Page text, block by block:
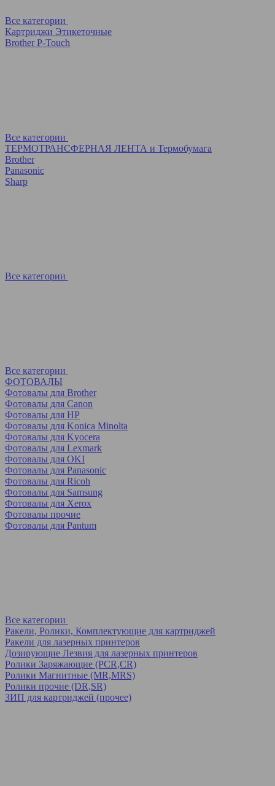
Все категории
Картриджи Этикеточные
Brother P-Touch
Все категории
ТЕРМОТРАНСФЕРНАЯ ЛЕНТА и Термобумага
Brother
Panasonic
Sharp
Все категории
Все категории
ФОТОВАЛЫ
Фотовалы для Brother
Фотовалы для Canon
Фотовалы для HP
Фотовалы для Koniсa Minolta
Фотовалы для Kyocera
Фотовалы для Lexmark
Фотовалы для OKI
Фотовалы для Panasonic
Фотовалы для Ricoh
Фотовалы для Samsung
Фотовалы для Xerox
Фотовалы прочие
Фотовалы для Pantum
Все категории
Ракели, Ролики, Комплектующие для картриджей
Ракели для лазерных принтеров
Дозирующие Лезвия для лазерных принтеров
Ролики Заряжающие (PCR,CR)
Ролики Магнитные (MR,MRS)
Ролики прочие (DR,SR)
ЗИП для картриджей (прочее)